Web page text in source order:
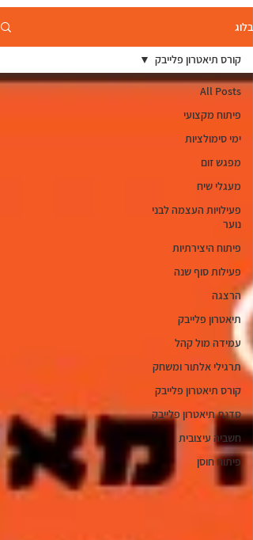
בלוג
All Posts
פיתוח מקצועי
ימי סימולציות
מפגש זום
מעגלי שיח
פעילויות העצמה לבני
נוער
פיתוח היצירתיות
פעילות סוף שנה
הרצגה
תיאטרון פלייבק
עמידה מול קהל
תרגילי אלתור ומשחק
קורס תיאטרון פלייבק
סדנת תיאטרון פלייבק
חשביה עיצובית
פיתוח חוסן
קורס תיאטרון פלייבק